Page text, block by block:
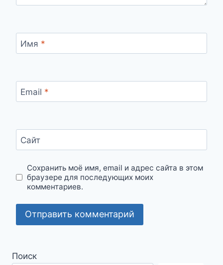
Имя *
Email *
Сайт
Сохранить моё имя, email и адрес сайта в этом
браузере для последующих моих
комментариев.
Поиск